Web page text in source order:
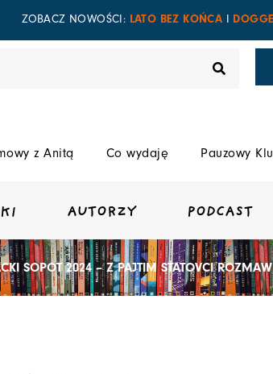
ZOBACZ NOWOŚCI: LATO BEZ KOŃCA
z Anitą Co wydaję Pauzowy
AUTORZY PODCAST
SOPOT 2024 – Z PAJTIM STATOVCI